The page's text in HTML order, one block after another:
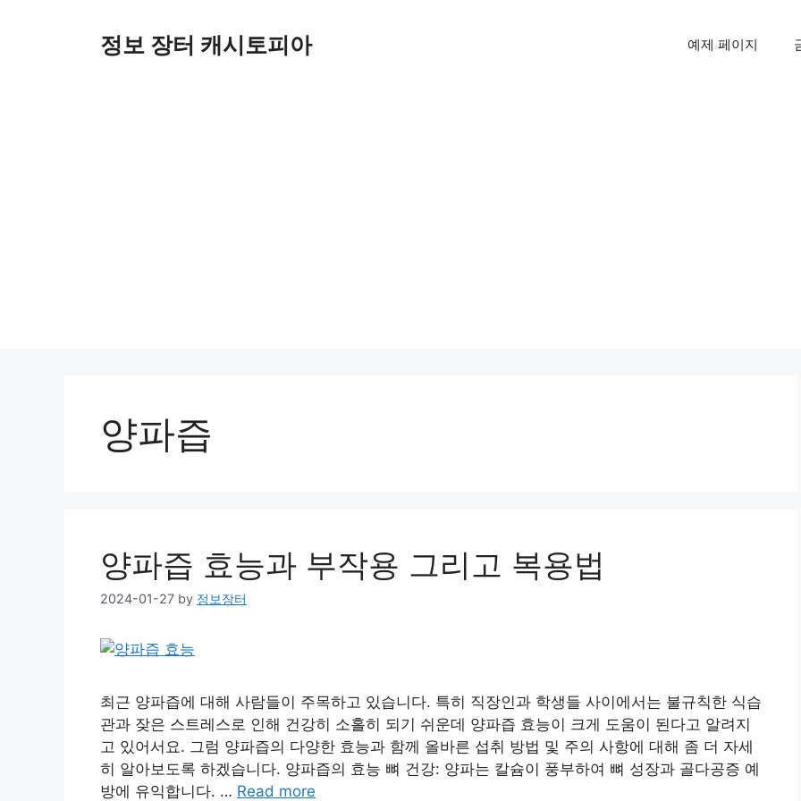
정보 장터 캐시토피아 예제 페이지
양파즙
양파즙 효능과 부작용 그리고 복용법
2024-01-27 by 정보장터
최근 양파즙에 대해 사람들이 주목하고 있습니다. 특히 직장인과 학생들 사이에서는 불규칙한 식습
관과 잦은 스트레스로 인해 건강히 소홀히 되기 쉬운데 양파즙 효능이 크게 도움이 된다고 알려지
고 있어서요. 그럼 양파즙의 다양한 효능과 함께 올바른 섭취 방법 및 주의 사항에 대해 좀 더 자세
히 알아보도록 하겠습니다. 양파즙의 효능 뼈 건강: 양파는 칼슘이 풍부하여 뼈 성장과 골다공증 예
방에 유익합니다. … Read more